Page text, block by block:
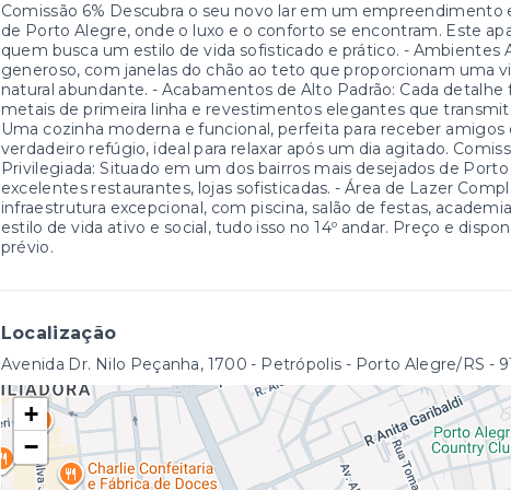
Comissão 6% Descubra o seu novo lar em um
de Porto Alegre, onde o luxo e o conforto se encontram. Este
quem busca um estilo de vida sofisticado e prático. -
generoso, com janelas do chão ao teto que proporcionam uma
natural abundante. - Acabamentos de Alto Padrão: Cada
metais de primeira linha e revestimentos elegantes que
Uma cozinha moderna e funcional, perfeita para receber
verdadeiro refúgio, ideal para relaxar após um dia agitado.
Privilegiada: Situado em um dos bairros mais desejados de
excelentes restaurantes, lojas sofisticadas. - Área de Lazer
infraestrutura excepcional, com piscina, salão de festas,
estilo de vida ativo e social, tudo isso no 14º andar. Preço e
prévio.
Localização
Avenida Dr. Nilo Peçanha, 1700 - Petrópolis - Porto Alegre/RS -
+
−